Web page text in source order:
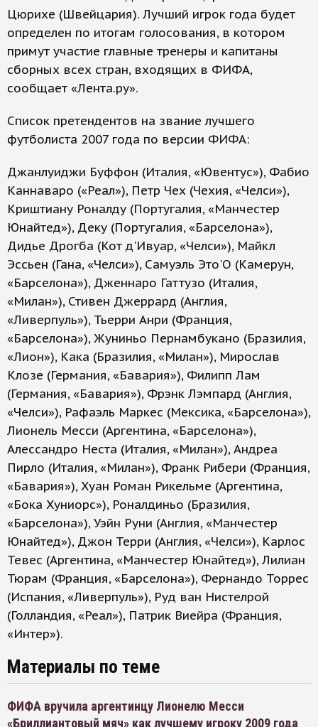
Цюрихе (Швейцария). Лучший игрок года будет
определен по итогам голосования, в котором
примут участие главные тренеры и капитаны
сборных всех стран, входящих в ФИФА,
сообщает «Лента.ру».
Список претендентов на звание лучшего
футболиста 2007 года по версии ФИФА:
Джанлуиджи Буффон (Италия, «Ювентус»), Фабио
Каннаваро («Реал»), Петр Чех (Чехия, «Челси»),
Криштиану Роналду (Португалия, «Манчестер
Юнайтед»), Деку (Португалия, «Барселона»),
Дидье Дрогба (Кот д'Ивуар, «Челси»), Майкл
Эссьен (Гана, «Челси»), Самуэль Это'О (Камерун,
«Барселона»), Дженнаро Гаттузо (Италия,
«Милан»), Стивен Джеррард (Англия,
«Ливерпуль»), Тьерри Анри (Франция,
«Барселона»), Жуниньо Пернамбукано (Бразилия,
«Лион»), Кака (Бразилия, «Милан»), Мирослав
Клозе (Германия, «Бавария»), Филипп Лам
(Германия, «Бавария»), Фрэнк Лэмпард (Англия,
«Челси»), Рафаэль Маркес (Мексика, «Барселона»),
Лионель Месси (Аргентина, «Барселона»),
Алессандро Неста (Италия, «Милан»), Андреа
Пирло (Италия, «Милан»), Франк Рибери (Франция,
«Бавария»), Хуан Роман Рикельме (Аргентина,
«Бока Хуниорс»), Роналдиньо (Бразилия,
«Барселона»), Уэйн Руни (Англия, «Манчестер
Юнайтед»), Джон Терри (Англия, «Челси»), Карлос
Тевес (Аргентина, «Манчестер Юнайтед»), Лилиан
Тюрам (Франция, «Барселона»), Фернандо Торрес
(Испания, «Ливерпуль»), Руд ван Нистелрой
(Голландия, «Реал»), Патрик Виейра (Франция,
«Интер»).
Материалы по теме
ФИФА вручила аргентинцу Лионелю Месси
«Бриллиантовый мяч» как лучшему игроку 2009 года